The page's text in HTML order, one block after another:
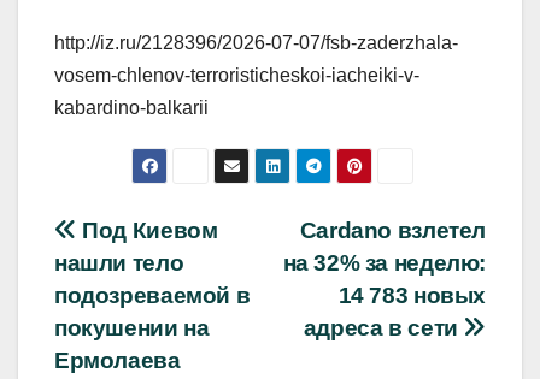
http://iz.ru/2128396/2026-07-07/fsb-zaderzhala-
vosem-chlenov-terroristicheskoi-iacheiki-v-
kabardino-balkarii
Навигация
по
записям
Cardano взлетел
на 32% за неделю:
14 783 новых
адреса в сети
Под Киевом
нашли тело
подозреваемой в
покушении на
Ермолаева